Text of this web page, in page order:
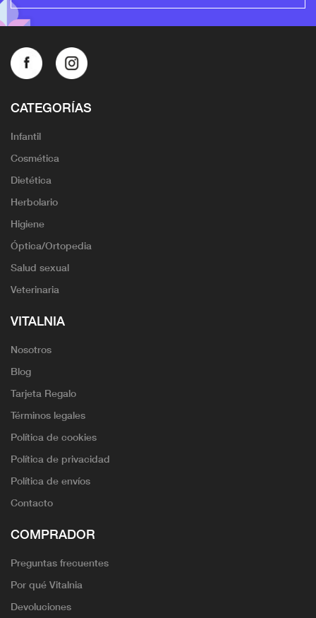
CATEGORÍAS
Infantil
Cosmética
Dietética
Herbolario
Higiene
Óptica/Ortopedia
Salud sexual
Veterinaria
VITALNIA
Nosotros
Blog
Tarjeta Regalo
Términos legales
Política de cookies
Política de privacidad
Política de envíos
Contacto
COMPRADOR
Preguntas frecuentes
Por qué Vitalnia
Devoluciones